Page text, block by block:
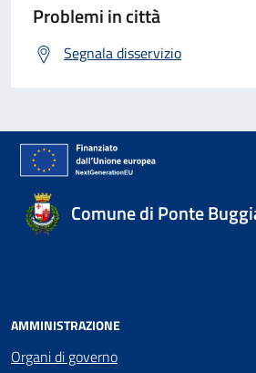
Problemi in città
Segnala disservizio
Comune di Ponte
AMMINISTRAZIONE
Organi di governo